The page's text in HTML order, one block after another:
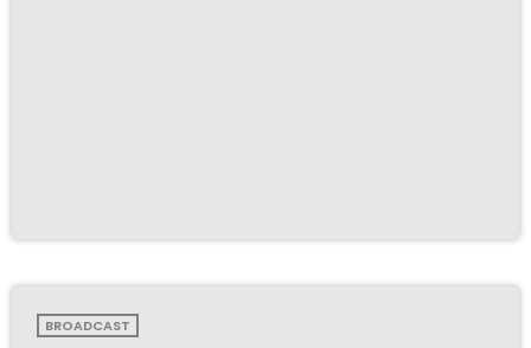
BROADCAST